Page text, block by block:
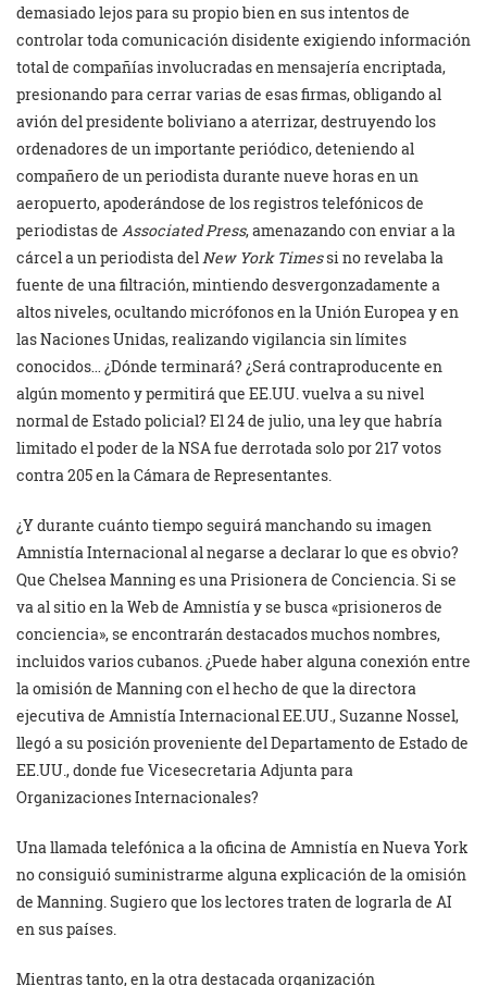
demasiado lejos para su propio bien en sus intentos de
controlar toda comunicación disidente exigiendo información
total de compañías involucradas en mensajería encriptada,
presionando para cerrar varias de esas firmas, obligando al
avión del presidente boliviano a aterrizar, destruyendo los
ordenadores de un importante periódico, deteniendo al
compañero de un periodista durante nueve horas en un
aeropuerto, apoderándose de los registros telefónicos de
periodistas de Associated Press, amenazando con enviar a la
cárcel a un periodista del New York Timessi no revelaba la
fuente de una filtración, mintiendo desvergonzadamente a
altos niveles, ocultando micrófonos en la Unión Europea y en
las Naciones Unidas, realizando vigilancia sin límites
conocidos… ¿Dónde terminará? ¿Será contraproducente en
algún momento y permitirá que EE.UU. vuelva a su nivel
normal de Estado policial? El 24 de julio, una ley que habría
limitado el poder de la NSA fue derrotada solo por 217 votos
contra 205 en la Cámara de Representantes.
¿Y durante cuánto tiempo seguirá manchando su imagen
Amnistía Internacional al negarse a declarar lo que es obvio?
Que Chelsea Manning es una Prisionera de Conciencia. Si se
va al sitio en la Web de Amnistía y se busca «prisioneros de
conciencia», se encontrarán destacados muchos nombres,
incluidos varios cubanos. ¿Puede haber alguna conexión entre
la omisión de Manning con el hecho de que la directora
ejecutiva de Amnistía Internacional EE.UU., Suzanne Nossel,
llegó a su posición proveniente del Departamento de Estado de
EE.UU., donde fue Vicesecretaria Adjunta para
Organizaciones Internacionales?
Una llamada telefónica a la oficina de Amnistía en Nueva York
no consiguió suministrarme alguna explicación de la omisión
de Manning. Sugiero que los lectores traten de lograrla de AI
en sus países.
Mientras tanto, en la otra destacada organización